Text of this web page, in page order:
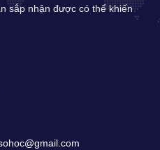
sắp nhận được có thể khiến